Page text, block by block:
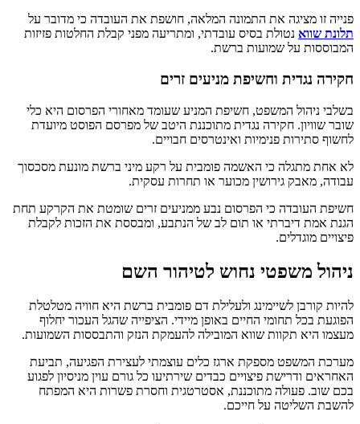
פנייה זו מציגה את התמונה המלאה, חושפת את העובדה כי מדובר על
תלונת שווא נטולת בסיס עובדתי, ומתריעה מפני קבלת החלטות פזיזות
המבוססות על שמועות ברשת.
חקירה נגדית וחשיפת מניעים זרים
בשלבי ניהול המשפט, חשיפת המניע שעומד מאחורי הפרסום היא כלי
שובר שוויון. חקירה נגדית מתוכננת היטב של מפרסם הפוסט מיועדת
לחשוף סתירות פנימיות ואינטרסים חבויים.
לא אחת מתגלה כי האשמה פומבית על רקע מיני ברשת מונעת מסכסוך
עבודה, מאבק גירושין מכוער או תחרות עסקית.
חשיפת העובדה כי הפרסום נבע ממניעים זרים שומטת את הקרקע תחת
הגנת אמת דיברתי או תום לב של הנתבע, ומבססת את הזכות לקבלת
פיצויים מוגדלים.
ניהול משפטי נחוש לטיהור השם
להיות קורבן לשיימינג ולעלילת דם פומבית ברשת היא חוויה מטלטלת
הפוגעת בכל תחומי החיים באופן מיידי. הציפייה שהגל העכור יחלוף
מעצמו היא תקוות שווא המובילה להעמקת הנזק והתבססות השמועות.
מערכת המשפט מספקת ארגז כלים עוצמתי לעצירת הפגיעה, תביעת
האחראים ודרישת פיצויים כבדים שירתיעו כל גורם עוין מניסיון לפגוע
בכם שוב. פעולה מתוכננת, אסטרטגית וחסרת פשרות היא המפתח
להשבת השליטה על חייכם.